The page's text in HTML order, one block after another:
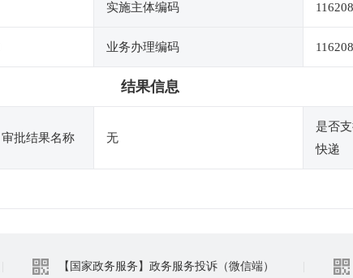
实施主体编码
业务办理编码
结果信息
审批结果名称 无
是否
快递
【国家政务服务】政务服务投诉（微信端）